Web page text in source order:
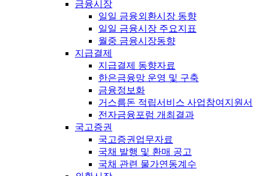
금융시장
일일 금융외환시장 동향
일일 금융시장 주요지표
월중 금융시장동향
지급결제
지급결제 동향자료
한은금융망 운영 및 구축
금융정보화
거스름돈 적립서비스 사업참여지원서
전자금융포럼 개최결과
국고증권
국고증권업무자료
국채 발행 및 환매 공고
국채 관련 물가연동계수